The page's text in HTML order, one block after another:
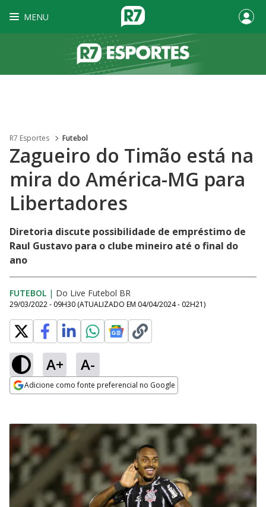
MENU
R7 Esportes Futebol
Zagueiro do Timão está na
mira do América-MG para
Libertadores
Diretoria discute possibilidade de empréstimo de
Raul Gustavo para o clube mineiro até o final do
ano
FUTEBOL | Do Live Futebol BR
29/03/2022 - 09H30 (ATUALIZADO EM 04/04/2024 - 02H21)
A+ A-
Adicione como fonte preferencial no Google